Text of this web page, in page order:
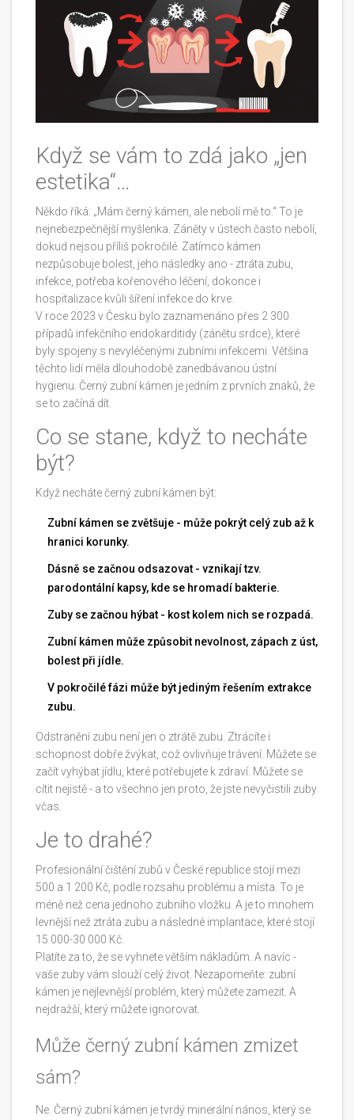
Když se vám to zdá jako „jen
estetika“…
Někdo říká: „Mám černý kámen, ale nebolí mě to.“ To je
nejnebezpečnější myšlenka. Záněty v ústech často nebolí,
dokud nejsou příliš pokročilé. Zatímco kámen
nezpůsobuje bolest, jeho následky ano - ztráta zubu,
infekce, potřeba kořenového léčení, dokonce i
hospitalizace kvůli šíření infekce do krve.
V roce 2023 v Česku bylo zaznamenáno přes 2 300
případů infekčního endokarditidy (zánětu srdce), které
byly spojeny s nevyléčenými zubními infekcemi. Většina
těchto lidí měla dlouhodobě zanedbávanou ústní
hygienu. Černý zubní kámen je jedním z prvních znaků, že
se to začíná dít.
Co se stane, když to necháte
být?
Když necháte černý zubní kámen být:
Zubní kámen se zvětšuje - může pokrýt celý zub až k
hranici korunky.
Dásně se začnou odsazovat - vznikají tzv.
parodontální kapsy, kde se hromadí bakterie.
Zuby se začnou hýbat - kost kolem nich se rozpadá.
Zubní kámen může způsobit nevolnost, zápach z úst,
bolest při jídle.
V pokročilé fázi může být jediným řešením extrakce
zubu.
Odstranění zubu není jen o ztrátě zubu. Ztrácíte i
schopnost dobře žvýkat, což ovlivňuje trávení. Můžete se
začít vyhýbat jídlu, které potřebujete k zdraví. Můžete se
cítit nejistě - a to všechno jen proto, že jste nevyčistili zuby
včas.
Je to drahé?
Profesionální čištění zubů v České republice stojí mezi
500 a 1 200 Kč, podle rozsahu problému a místa. To je
méně než cena jednoho zubního vložku. A je to mnohem
levnější než ztráta zubu a následné implantace, které stojí
15 000-30 000 Kč.
Platíte za to, že se vyhnete větším nákladům. A navíc -
vaše zuby vám slouží celý život. Nezapomeňte: zubní
kámen je nejlevnější problém, který můžete zamezit. A
nejdražší, který můžete ignorovat.
Může černý zubní kámen zmizet
sám?
Ne. Černý zubní kámen je tvrdý minerální nános, který se